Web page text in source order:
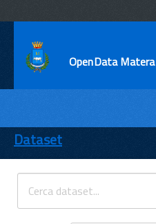
OpenData Matera
ENTI
TEMI
INFORMAZIONI
Dataset